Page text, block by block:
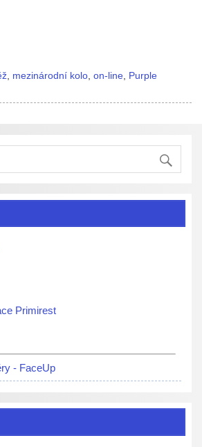
, mezinárodní kolo,on-line, Purple
Primirest
- FaceUp